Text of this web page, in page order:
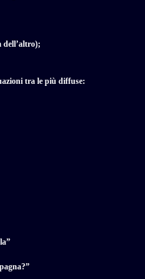
dell’altro);
tra le più diffuse: